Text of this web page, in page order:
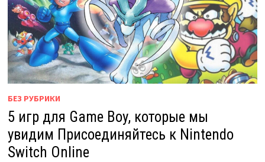
БЕЗ РУБРИКИ
5 игр для Game Boy, которые мы
увидим Присоединяйтесь к Nintendo
Switch Online